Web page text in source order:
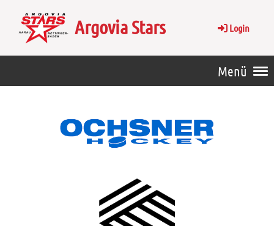
Argovia Stars Login
Menü